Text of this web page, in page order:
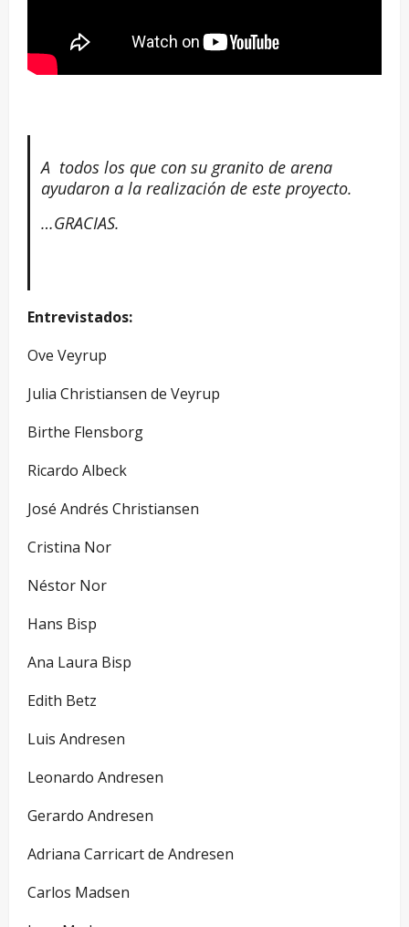
A todos los que con su granito de arena
ayudaron a la realización de este proyecto.
…GRACIAS.
Entrevistados:
Ove Veyrup
Julia Christiansen de Veyrup
Birthe Flensborg
Ricardo Albeck
José Andrés Christiansen
Cristina Nor
Néstor Nor
Hans Bisp
Ana Laura Bisp
Edith Betz
Luis Andresen
Leonardo Andresen
Gerardo Andresen
Adriana Carricart de Andresen
Carlos Madsen